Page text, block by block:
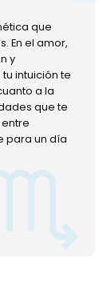
que
En el amor,
y
intuición te
a la
que te
para un día